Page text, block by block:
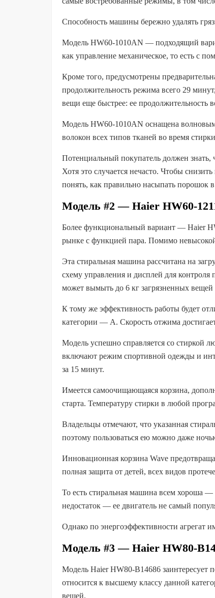
Способность машины бережно удалять
Модель HW60-1010AN — подходящий
как управление механическое, то есть с
Кроме того, предусмотрены
продолжительность режима всего 29
вещи еще быстрее: ее продолжительность
Модель HW60-1010AN оснащена волновым
волокон всех типов тканей во время
Потенциальный покупатель должен знать,
Хотя это случается нечасто. Чтобы
понять, как правильно насыпать порошок
Модель #2 — Haier HW60-
Более функциональный вариант — Haier
рынке с функцией пара. Помимо
Эта стиральная машина рассчитана на
схему управления и дисплей для
может вымыть до 6 кг загрязненных вещей
К тому же эффективность работы будет
категории — A. Скорость отжима
Модель успешно справляется со стиркой
включают режим спортивной одежды и
за 15 минут.
Имеется самоочищающаяся корзина,
старта. Температуру стирки в любой
Владельцы отмечают, что указанная
поэтому пользоваться ею можно даже
Инновационная корзина Wave
полная защита от детей, всех видов
То есть стиральная машина всем хороша
недостаток — ее двигатель не самый
Однако по энергоэффективности агрегат
Модель #3 — Haier HW80-
Модель Haier HW80-B14686 заинтересует
относится к высшему классу данной
вещей.